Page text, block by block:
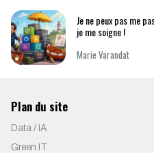
Je ne peux pas me
je me soigne !
Marie Varandat
Plan du site
Data / IA
Green IT